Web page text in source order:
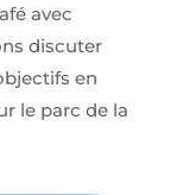
avec
discuter
en
le parc de la